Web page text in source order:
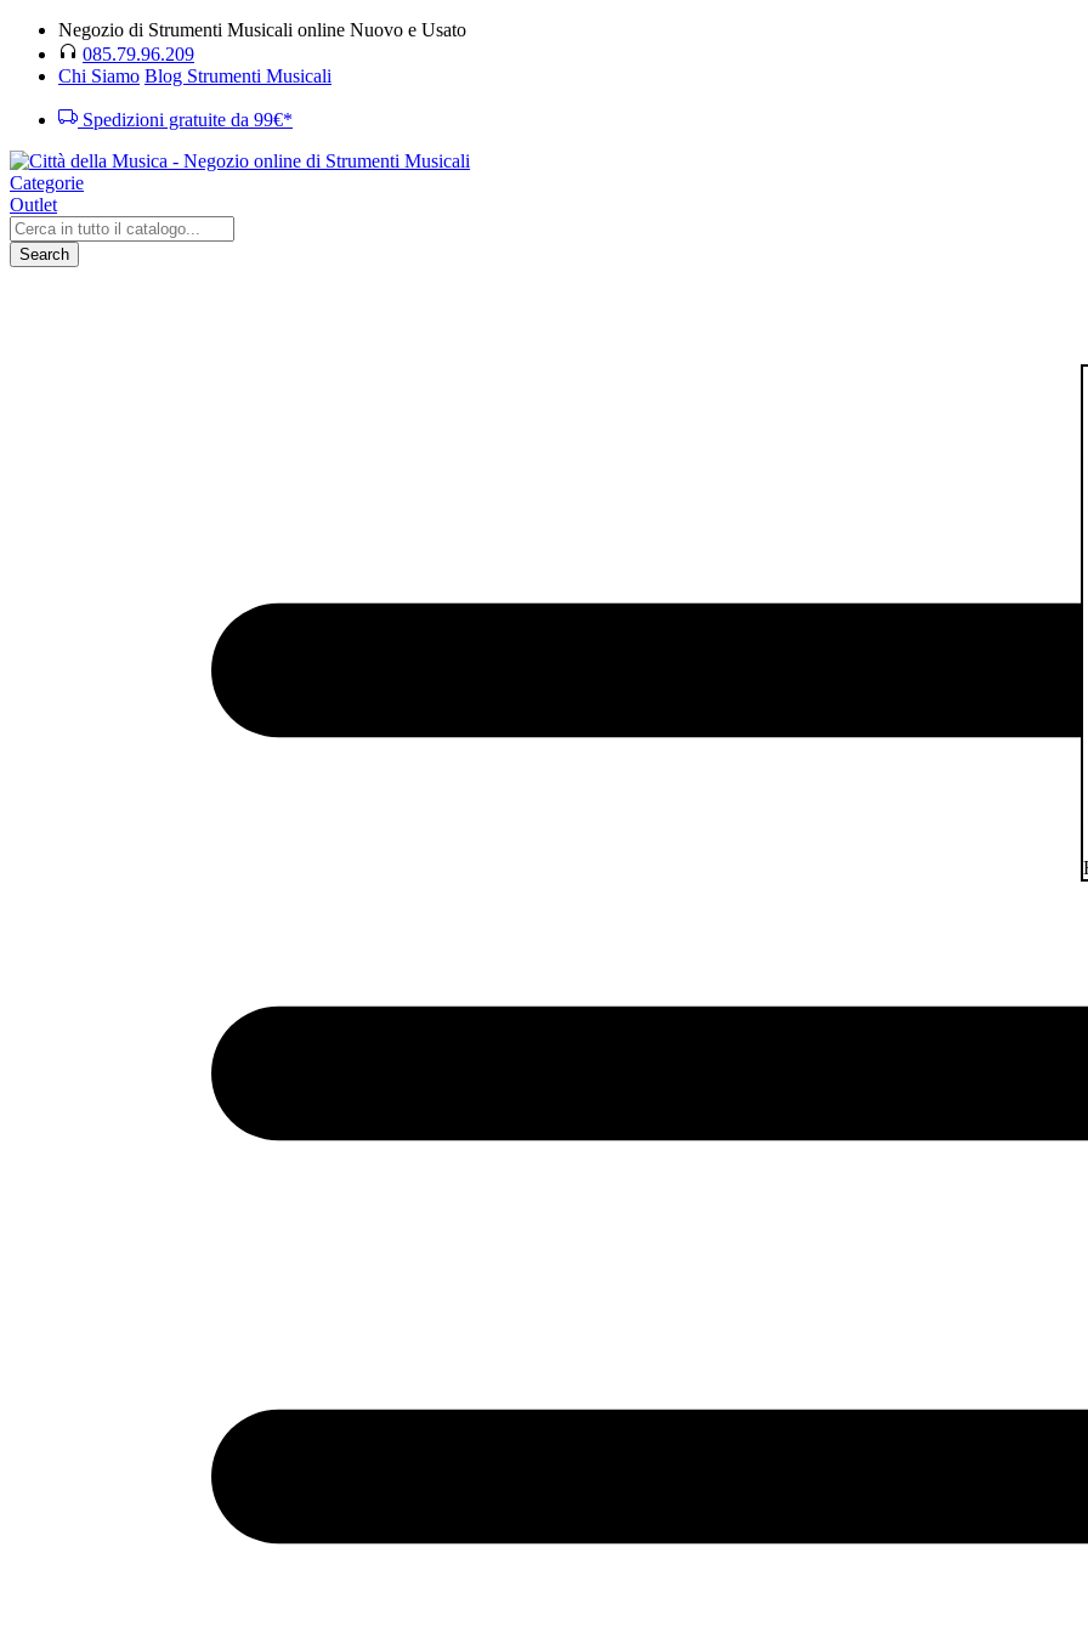
Negozio di Strumenti Musicali online Nuovo e Usato
085.79.96.209
Chi Siamo Blog Strumenti Musicali
Spedizioni gratuite da 99€*
Categorie
Outlet
Search